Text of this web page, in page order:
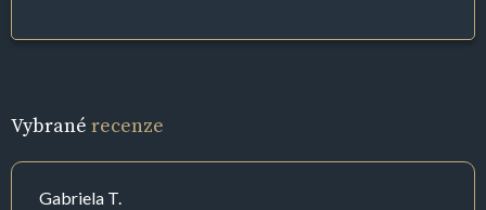
Vybrané recenze
Gabriela T.